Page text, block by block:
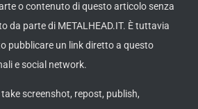
o contenuto di questo articolo senza
da parte di METALHEAD.IT. È tuttavia
pubblicare un link diretto a questo
e social network.
screenshot, repost, publish,